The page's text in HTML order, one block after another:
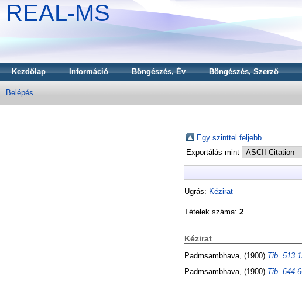
REAL-MS
Kezdőlap Információ Böngészés, Év Böngészés, Szerző
Belépés
Egy szinttel feljebb
Exportálás mint
Ugrás: Kézirat
Tételek száma: 2
Kézirat
Padmsambhava, (1900) Tib.
Padmsambhava, (1900) Tib.